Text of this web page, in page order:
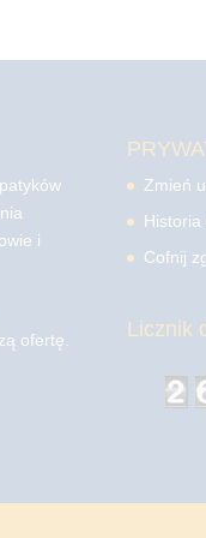
i
ofertę.
Zmień
Historia
Cofnij
Licznik